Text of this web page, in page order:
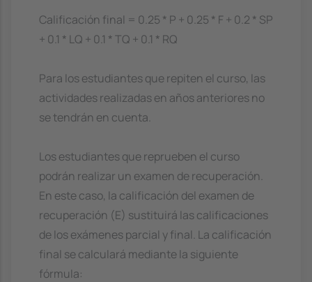
Calificación final = 0.25 * P + 0.25 * F + 0.2 * SP
+ 0.1 * LQ + 0.1 * TQ + 0.1 * RQ
Para los estudiantes que repiten el curso, las
actividades realizadas en años anteriores no
se tendrán en cuenta.
Los estudiantes que reprueben el curso
podrán realizar un examen de recuperación.
En este caso, la calificación del examen de
recuperación (E) sustituirá las calificaciones
de los exámenes parcial y final. La calificación
final se calculará mediante la siguiente
fórmula: